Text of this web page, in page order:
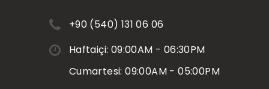
+90 (540) 131 06 06
Haftaiçi: 09:00AM - 06:30PM
Cumartesi: 09:00AM - 05:00PM